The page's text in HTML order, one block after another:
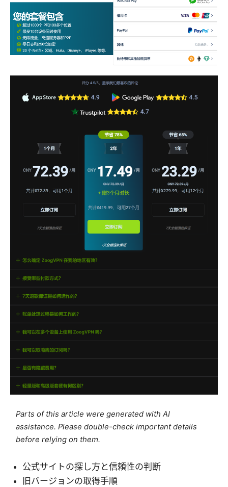
Parts of this article were generated with AI
assistance. Please double-check important details
before relying on them.
公式サイトの探し方と信頼性の判断
旧バージョンの取得手順